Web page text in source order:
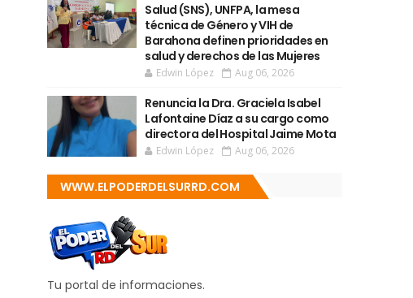
Salud (SNS), UNFPA, la mesa
técnica de Género y VIH de
Barahona definen prioridades en
salud y derechos de las Mujeres
Edwin López Aug 06, 2026
Renuncia la Dra. Graciela Isabel
Lafontaine Díaz a su cargo como
directora del Hospital Jaime Mota
Edwin López Aug 06, 2026
WWW.ELPODERDELSURRD.COM
Tu portal de informaciones.